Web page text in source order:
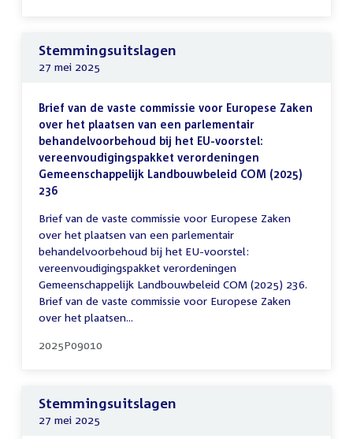
Stemmingsuitslagen
27 mei 2025
Brief van de vaste commissie voor Europese Zaken
over het plaatsen van een parlementair
behandelvoorbehoud bij het EU-voorstel:
vereenvoudigingspakket verordeningen
Gemeenschappelijk Landbouwbeleid COM (2025)
236
Brief van de vaste commissie voor Europese Zaken
over het plaatsen van een parlementair
behandelvoorbehoud bij het EU-voorstel:
vereenvoudigingspakket verordeningen
Gemeenschappelijk Landbouwbeleid COM (2025) 236.
Brief van de vaste commissie voor Europese Zaken
over het plaatsen...
2025P09010
Stemmingsuitslagen
27 mei 2025